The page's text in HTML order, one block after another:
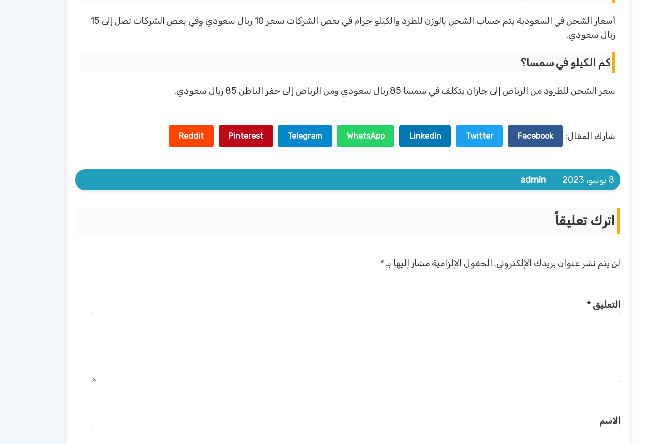
أسعار الشحن في السعودية يتم حساب الشحن بالوزن للطرد والكيلو جرام في بعض الشركات بسعر 10 ريال سعودي وفي بعض الشركات تصل إلى 15
ريال سعودي.
كم الكيلو في سمسا؟
سعر الشحن للطرود من الرياض إلى جازان يتكلف في سمسا 85 ريال سعودي ومن الرياض إلى حفر الباطن 85 ريال سعودي.
شارك المقال: Facebook
Twitter
LinkedIn
WhatsApp
Telegram
Pinterest
Reddit
8 يونيو، 2023 admin
اترك تعليقاً
لن يتم نشر عنوان بريدك الإلكتروني. الحقول الإلزامية مشار إليها بـ *
التعليق *
الاسم